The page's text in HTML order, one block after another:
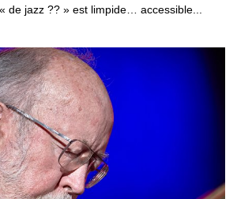
de jazz ?? » est limpide… accessible...